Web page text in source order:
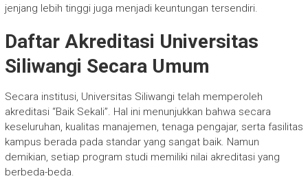
jenjang lebih tinggi juga menjadi keuntungan tersendiri.
Daftar Akreditasi Universitas
Siliwangi Secara Umum
Secara institusi, Universitas Siliwangi telah memperoleh
akreditasi “Baik Sekali”. Hal ini menunjukkan bahwa secara
keseluruhan, kualitas manajemen, tenaga pengajar, serta fasilitas
kampus berada pada standar yang sangat baik. Namun
demikian, setiap program studi memiliki nilai akreditasi yang
berbeda-beda.